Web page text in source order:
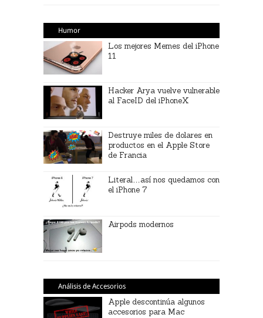
Humor
Los mejores Memes del iPhone
11
Hacker Arya vuelve vulnerable
al FaceID del iPhoneX
Destruye miles de dolares en
productos en el Apple Store
de Francia
Literal…así nos quedamos con
el iPhone 7
Airpods modernos
Análisis de Accesorios
Apple descontinúa algunos
accesorios para Mac